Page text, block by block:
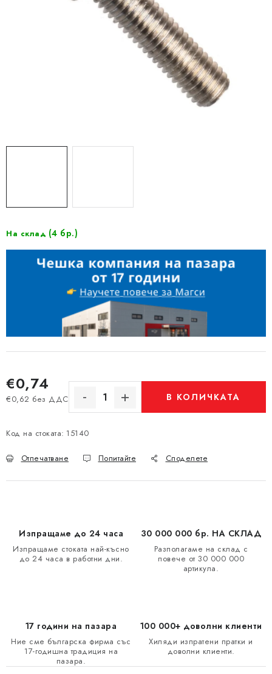
На склад (4 бр.)
€0,74
€0,62 без ДДС
Измерване на цената:
В КОЛИЧКАТА
Код на стоката: 15140
Отпечатване Попитайте Споделете
Изпращаме до 24 часа
Изпращаме стоката най-късно
до 24 часа в работни дни.
30 000 000 бр. НА СКЛАД
Разполагаме на склад с
повече от 30 000 000
артикула.
17 години на пазара
Ние сме българска фирма със
17-годишна традиция на
пазара.
100 000+ доволни клиенти
Хиляди изпратени пратки и
доволни клиенти.